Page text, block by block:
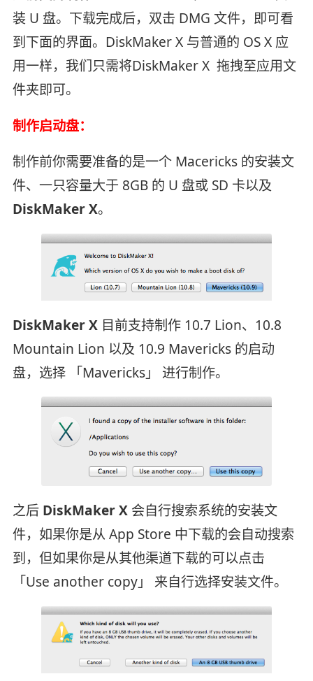
装 U 盘。下载完成后，双击 DMG 文件，即可看
到下面的界面。DiskMaker X 与普通的 OS X 应
用一样，我们只需将DiskMaker X 拖拽至应用文
件夹即可。
制作启动盘：
制作前你需要准备的是一个 Macericks 的安装文
件、一只容量大于 8GB 的 U 盘或 SD 卡以及
DiskMaker X。
DiskMaker X目前支持制作 10.7 Lion、10.8
Mountain Lion 以及 10.9 Mavericks 的启动
盘，选择 「Mavericks」 进行制作。
之后 DiskMaker X会自行搜索系统的安装文
件，如果你是从 App Store 中下载的会自动搜索
到，但如果你是从其他渠道下载的可以点击
「Use another copy」 来自行选择安装文件。